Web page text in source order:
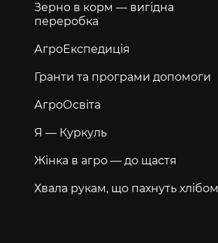
Зерно в корм — вигідна
переробка
АгроЕкспедиція
Гранти та програми допомоги
АгроОсвіта
Я — Куркуль
Жінка в агро — до щастя
Хвала рукам, що пахнуть хлібом